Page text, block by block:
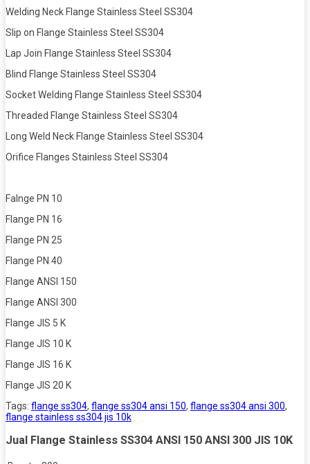
Welding Neck Flange Stainless Steel SS304
Slip on Flange Stainless Steel SS304
Lap Join Flange Stainless Steel SS304
Blind Flange Stainless Steel SS304
Socket Welding Flange Stainless Steel SS304
Threaded Flange Stainless Steel SS304
Long Weld Neck Flange Stainless Steel SS304
Orifice Flanges Stainless Steel SS304
Falnge PN 10
Flange PN 16
Flange PN 25
Flange PN 40
Flange ANSI 150
Flange ANSI 300
Flange JIS 5 K
Flange JIS 10 K
Flange JIS 16 K
Flange JIS 20 K
Tags: flange ss304, flange ss304 ansi 150, flange ss304 ansi 300,
flange stainless ss304 jis 10k
Jual Flange Stainless SS304 ANSI 150 ANSI 300 JIS 10K